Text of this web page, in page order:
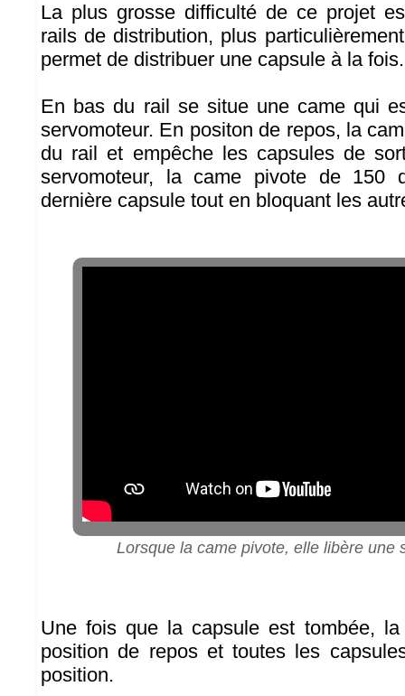
La plus grosse difficulté de ce projet
rails de distribution, plus
permet de distribuer une capsule à la fois.
En bas du rail se situe une came qui
servomoteur. En positon de repos, la
du rail et empêche les capsules de
servomoteur, la came pivote de 150
dernière capsule tout en bloquant les
Lorsque la came pivote, elle libère une
Une fois que la capsule est tombée,
position de repos et toutes les
position.